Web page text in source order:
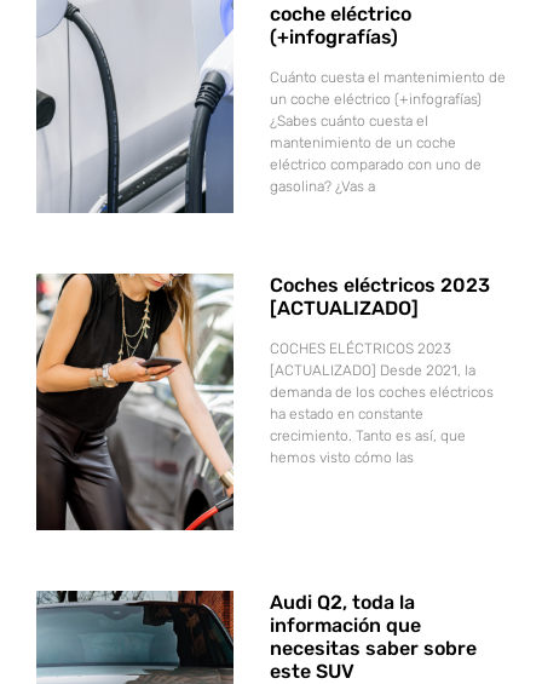
coche eléctrico
(+infografías)
Cuánto cuesta el mantenimiento de
un coche eléctrico (+infografías)
¿Sabes cuánto cuesta el
mantenimiento de un coche
eléctrico comparado con uno de
gasolina? ¿Vas a
Coches eléctricos 2023
[ACTUALIZADO]
COCHES ELÉCTRICOS 2023
[ACTUALIZADO] Desde 2021, la
demanda de los coches eléctricos
ha estado en constante
crecimiento. Tanto es así, que
hemos visto cómo las
Audi Q2, toda la
información que
necesitas saber sobre
este SUV